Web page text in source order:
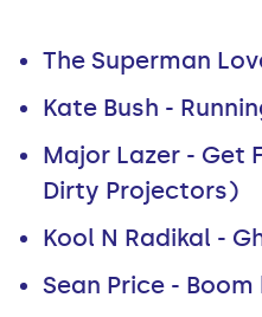
The Superman
Kate Bush -
Major Lazer - Get
Dirty Projectors)
Kool N Radikal -
Sean Price -